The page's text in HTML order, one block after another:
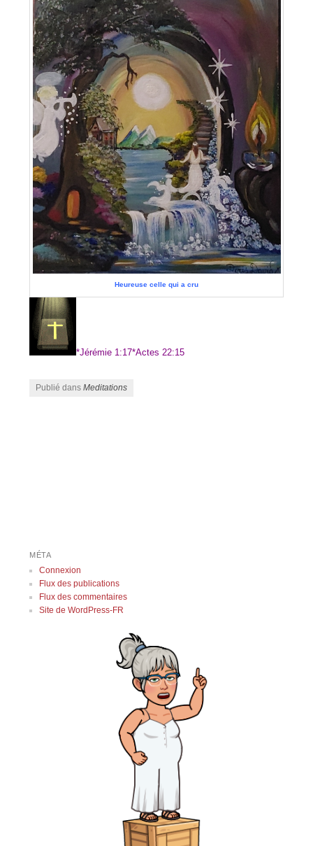
Heureuse celle qui a cru
*Jérémie 1:17*Actes 22:15
Publié dansMeditations
MÉTA
Connexion
Flux des publications
Flux des commentaires
Site de WordPress-FR